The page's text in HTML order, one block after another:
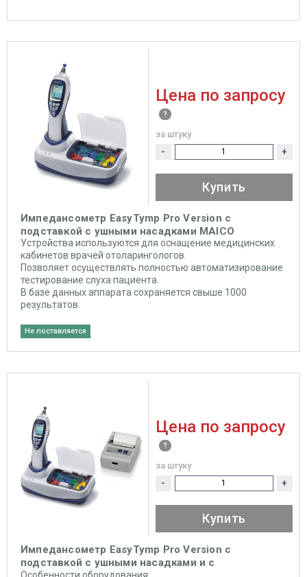
Импедансометр EasyTymp Pro Version с
подставкой c ушными насадками MAICO
Устройства используются для оснащение медицинских
кабинетов врачей отоларингологов.
Позволяет осуществлять полностью автоматизирование
тестирование слуха пациента.
В базе данных аппарата сохраняется свыше 1000
результатов
Не поставляется
Цена по запросу
за штуку
- +
Купить
Импедансометр EasyTymp Pro Version с
подставкой c ушными насадками и с
Особенности оборудования:
Цена по запросу
за штуку
- +
Купить